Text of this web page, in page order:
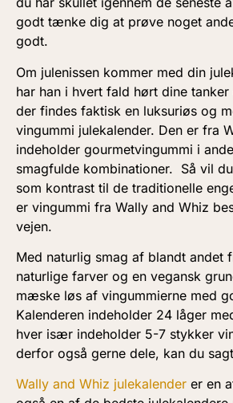
godt tænke dig at prøve noget
godt.
Om julenissen kommer med din
har han i hvert fald hørt dine
der findes faktisk en luksuriøs og
vingummi julekalender. Den er fra
indeholder gourmetvingummi i
smagfulde kombinationer. Så vil
som kontrast til de traditionelle
er vingummi fra Wally and Whiz
vejen.
Med naturlig smag af blandt andet
naturlige farver og en vegansk
mæske løs af vingummierne med
Kalenderen indeholder 24 låger
hver især indeholder 5-7 stykker
derfor også gerne dele, kan du
Wally and Whiz julekalender er en